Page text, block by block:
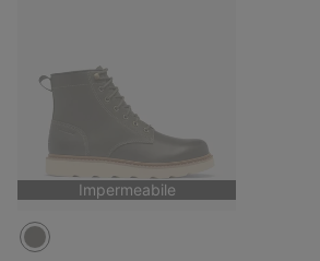
Impermeabile